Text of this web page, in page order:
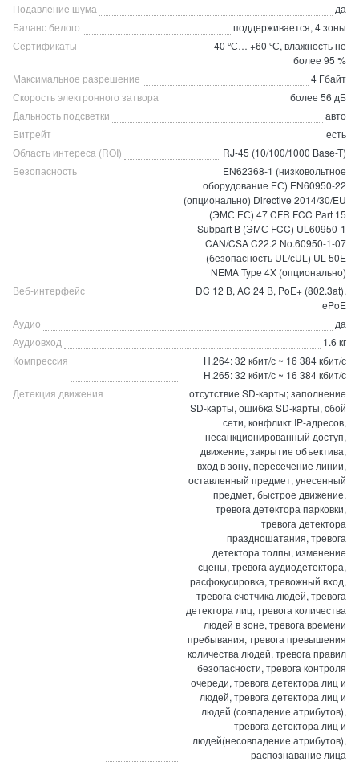
Подавление шума
да
Баланс белого
поддерживается, 4 зоны
Сертификаты
–40 ºС… +60 ºС, влажность не
более 95 %
Максимальное разрешение
4 Гбайт
Скорость электронного затвора
более 56 дБ
Дальность подсветки
авто
Битрейт
есть
Область интереса (ROI)
RJ-45 (10/100/1000 Base-T)
Безопасность
EN62368-1 (низковольтное
оборудование ЕС) EN60950-22
(опционально) Directive 2014/30/EU
(ЭМС ЕС) 47 CFR FCC Part 15
Subpart B (ЭМС FCC) UL60950-1
CAN/CSA C22.2 No.60950-1-07
(безопасность UL/сUL) UL 50E
NEMA Type 4X (опционально)
Веб-интерфейс
DC 12 В, AC 24 В, PoE+ (802.3at),
ePoE
Аудио
да
Аудиовход
1.6 кг
Компрессия
H.264: 32 кбит/с ~ 16 384 кбит/с
H.265: 32 кбит/с ~ 16 384 кбит/с
Детекция движения
отсутствие SD-карты; заполнение
SD-карты, ошибка SD-карты, сбой
сети, конфликт IP-адресов,
несанкционированный доступ,
движение, закрытие объектива,
вход в зону, пересечение линии,
оставленный предмет, унесенный
предмет, быстрое движение,
тревога детектора парковки,
тревога детектора
праздношатания, тревога
детектора толпы, изменение
сцены, тревога аудиодетектора,
расфокусировка, тревожный вход,
тревога счетчика людей, тревога
детектора лиц, тревога количества
людей в зоне, тревога времени
пребывания, тревога превышения
количества людей, тревога правил
безопасности, тревога контроля
очереди, тревога детектора лиц и
людей, тревога детектора лиц и
людей (совпадение атрибутов),
тревога детектора лиц и
людей(несовпадение атрибутов),
распознавание лица